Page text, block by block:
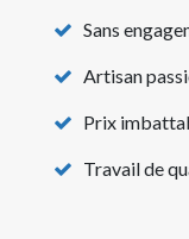
Sans
Artisan
Prix
Travail de